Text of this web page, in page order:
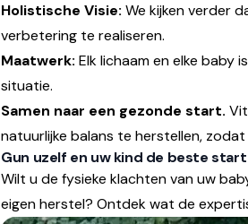
Holistische Visie: We kijken verder
verbetering te realiseren.
Maatwerk: Elk lichaam en elke baby
situatie.
Samen naar een gezonde start.
natuurlijke balans te herstellen,
Gun uzelf en uw kind de beste start
Wilt u de fysieke klachten van uw
eigen herstel? Ontdek wat de